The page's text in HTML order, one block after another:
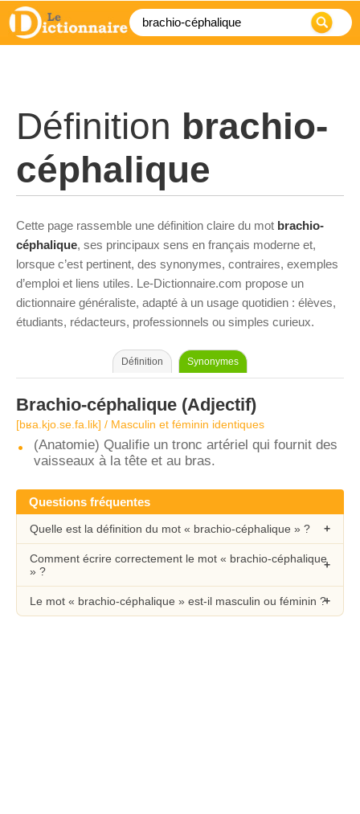
Définition brachio-
céphalique
Cette page rassemble une définition claire du mot brachio-
céphalique, ses principaux sens en français moderne et,
lorsque c’est pertinent, des synonymes, contraires, exemples
d’emploi et liens utiles. Le-Dictionnaire.com propose un
dictionnaire généraliste, adapté à un usage quotidien : élèves,
étudiants, rédacteurs, professionnels ou simples curieux.
Définition Synonymes
Brachio-céphalique (Adjectif)
[bʁa.kjo.se.fa.lik] / Masculin et féminin identiques
(Anatomie) Qualifie un tronc artériel qui fournit des
vaisseaux à la tête et au bras.
Questions fréquentes
Quelle est la définition du mot « brachio-céphalique » ?
Comment écrire correctement le mot « brachio-céphalique
» ?
Le mot « brachio-céphalique » est-il masculin ou féminin ?